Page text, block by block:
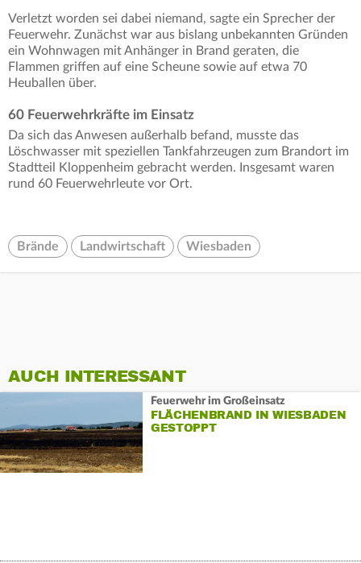
Verletzt worden sei dabei niemand, sagte ein Sprecher der
Feuerwehr. Zunächst war aus bislang unbekannten Gründen
ein Wohnwagen mit Anhänger in Brand geraten, die
Flammen griffen auf eine Scheune sowie auf etwa 70
Heuballen über.
60 Feuerwehrkräfte im Einsatz
Da sich das Anwesen außerhalb befand, musste das
Löschwasser mit speziellen Tankfahrzeugen zum Brandort im
Stadtteil Kloppenheim gebracht werden. Insgesamt waren
rund 60 Feuerwehrleute vor Ort.
Brände Landwirtschaft Wiesbaden
AUCH INTERESSANT
Feuerwehr im Großeinsatz
FLÄCHENBRAND IN WIESBADEN
GESTOPPT